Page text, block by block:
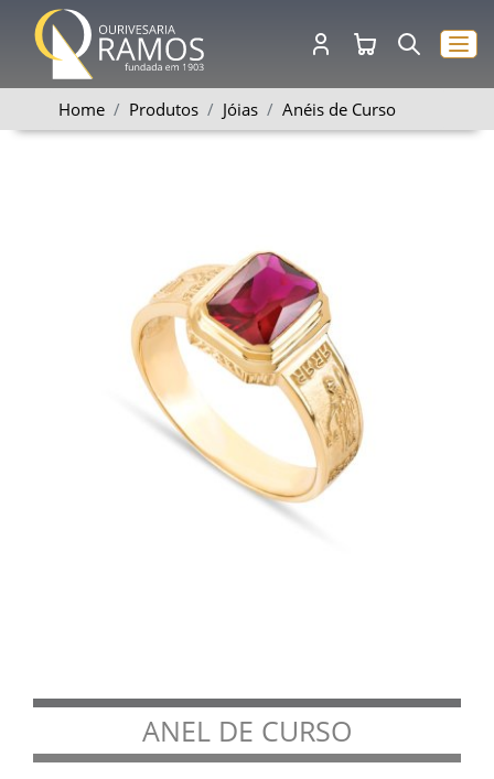
Home Produtos Jóias Anéis de Curso
ANEL DE CURSO